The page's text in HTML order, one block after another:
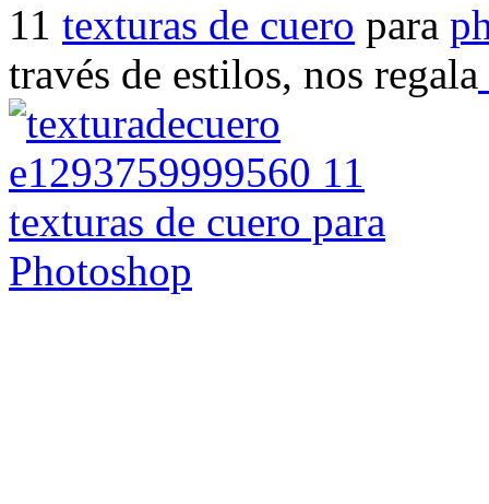
11 texturas de cuero para
través de estilos, nos regala